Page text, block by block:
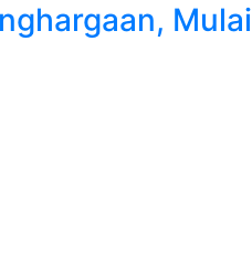
Mulai